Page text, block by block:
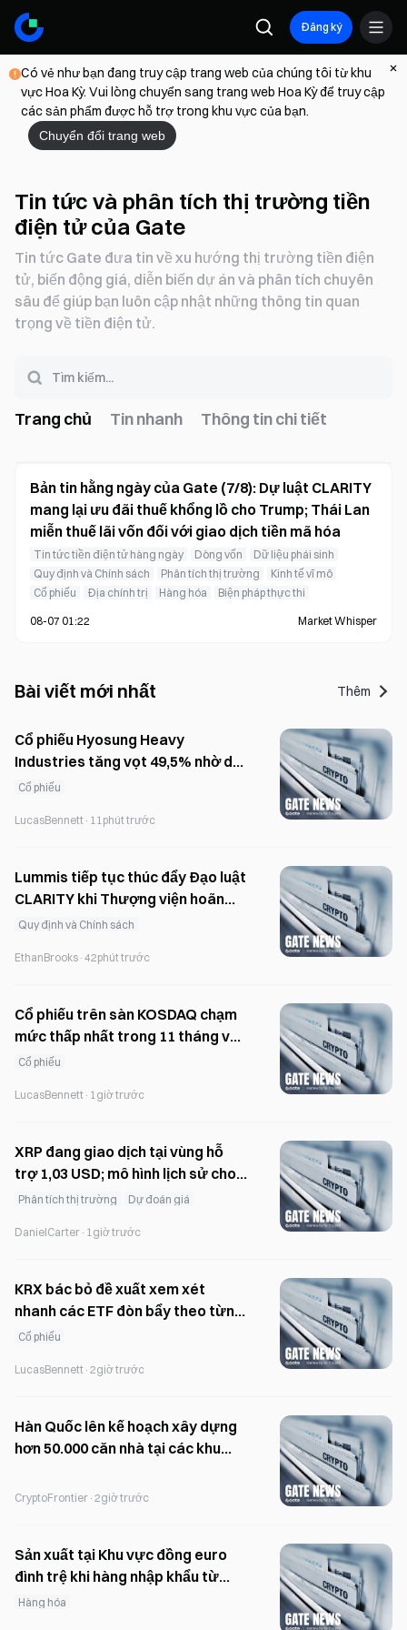
Đăng ký
Có vẻ như bạn đang truy cập trang web của chúng tôi từ khu
vực Hoa Kỳ. Vui lòng chuyển sang trang web Hoa Kỳ để truy cập
các sản phẩm được hỗ trợ trong khu vực của bạn.
Chuyển đổi trang web
Tin tức và phân tích thị trường tiền
điện tử của Gate
Tin tức Gate đưa tin về xu hướng thị trường tiền điện
tử, biến động giá, diễn biến dự án và phân tích chuyên
sâu để giúp bạn luôn cập nhật những thông tin quan
trọng về tiền điện tử.
Trang chủ Tin nhanh Thông tin chi tiết
Bản tin hằng ngày của Gate (7/8): Dự luật CLARITY
mang lại ưu đãi thuế khổng lồ cho Trump; Thái Lan
miễn thuế lãi vốn đối với giao dịch tiền mã hóa
Tin tức tiền điện tử hàng ngày Dòng vốn
Dữ liệu phái sinh
Quy định và Chính sách
Phân tích thị trường
Kinh tế vĩ mô
Cổ phiếu
Địa chính trị Hàng hóa Biện pháp thực thi
08-07 01:22 Market Whisper
Bài viết mới nhất Thêm
Cổ phiếu Hyosung Heavy
Industries tăng vọt 49,5% nhờ dự
báo đơn hàng trị giá 12 nghìn tỷ
Cổ phiếu
LucasBennett · 11phút trước
Lummis tiếp tục thúc đẩy Đạo luật
CLARITY khi Thượng viện hoãn
cuộc bỏ phiếu đến tháng 9
Quy định và Chính sách
EthanBrooks · 42phút trước
Cổ phiếu trên sàn KOSDAQ chạm
mức thấp nhất trong 11 tháng về
khối lượng giao dịch vào tháng 7
ETF.
Cổ phiếu
LucasBennett · 1giờ trước
XRP đang giao dịch tại vùng hỗ
trợ 1,03 USD; mô hình lịch sử cho
thấy tiềm năng phục hồi.
Phân tích thị trường Dự đoán giá
DanielCarter · 1giờ trước
KRX bác bỏ đề xuất xem xét
nhanh các ETF đòn bẩy theo từng
cổ phiếu
Cổ phiếu
LucasBennett · 2giờ trước
Hàn Quốc lên kế hoạch xây dựng
hơn 50.000 căn nhà tại các khu
CryptoFrontier · 2giờ trước
Sản xuất tại Khu vực đồng euro
đình trệ khi hàng nhập khẩu từ
Trung Quốc giành thêm thị phần
Hàng hóa